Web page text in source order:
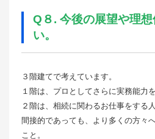
Q８. 今後の展望や理
い。
３階建てで考えています。
１階は、プロとしてさらに実務能力
２階は、相続に関わるお仕事をする
間接的であっても、より多くの方々
こと。